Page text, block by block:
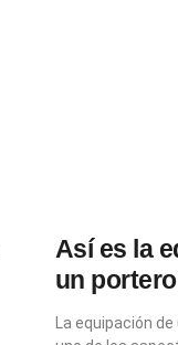
Así es la
un
La equipación